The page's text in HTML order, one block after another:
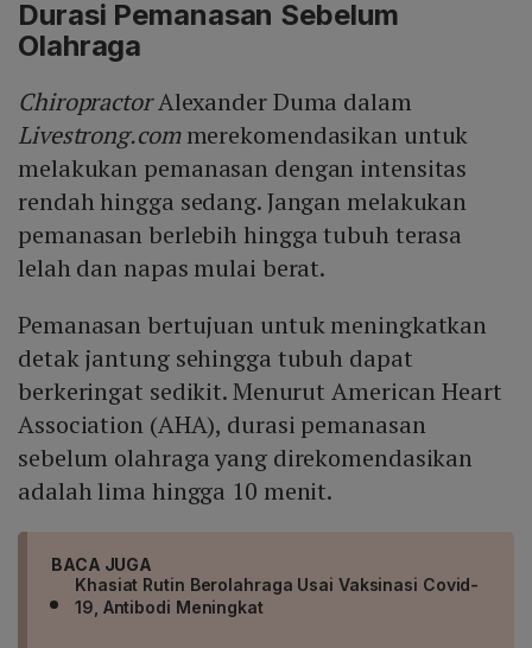
Durasi Pemanasan Sebelum
Olahraga
ChiropractorAlexander Duma dalam
Livestrong.commerekomendasikan untuk
melakukan pemanasan dengan intensitas
rendah hingga sedang. Jangan melakukan
pemanasan berlebih hingga tubuh terasa
lelah dan napas mulai berat.
Pemanasan bertujuan untuk meningkatkan
detak jantung sehingga tubuh dapat
berkeringat sedikit. Menurut American Heart
Association (AHA), durasi pemanasan
sebelum olahraga yang direkomendasikan
adalah lima hingga 10 menit.
BACA JUGA
Khasiat Rutin Berolahraga Usai Vaksinasi Covid-
19, Antibodi Meningkat